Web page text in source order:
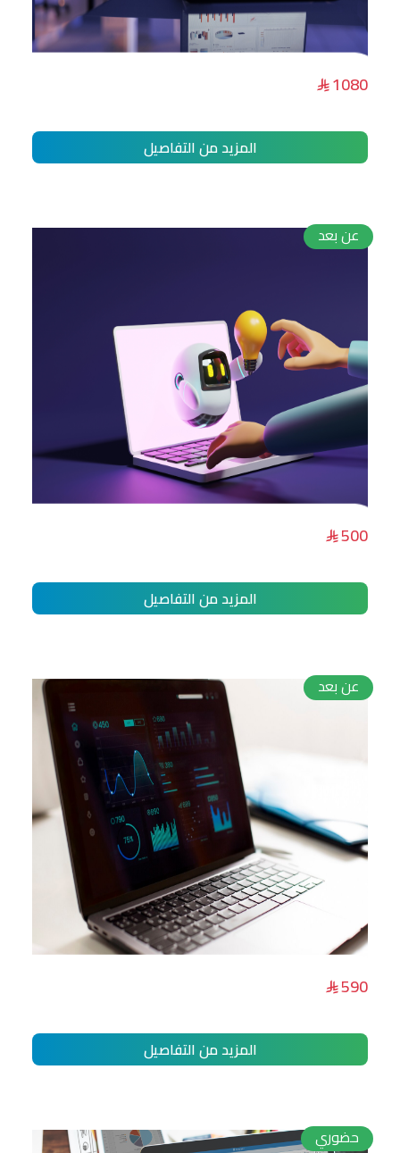
تحليل البيانات وتصميم التقارير التفاعلية1080
المزيد من التفاصيل
عن بعد
دورة تطبيقات الذكاء الاصطناعي اليومية500
المزيد من التفاصيل
عن بعد
تحليل البيانات وتصميم التقارير التفاعلية590
المزيد من التفاصيل
حضوري